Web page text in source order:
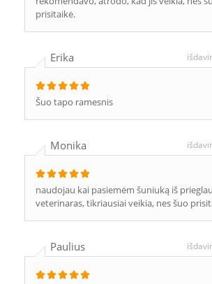
prisitaikė.
Erika
Šuo tapo ramesnis
Monika
naudojau kai pasiemėm šuniuką iš
veterinaras, tikriausiai veikia, nes šuo
Paulius